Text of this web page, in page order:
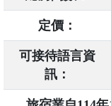
定價：
可接待語言資
訊：